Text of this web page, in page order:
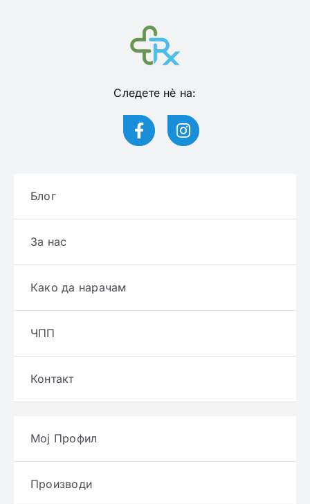
Следете нѐ на:
Блог
За нас
Како да нарачам
ЧПП
Контакт
Мој Профил
Производи